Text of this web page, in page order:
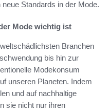
Standards in der Mode.
Mode wichtig ist
Branchen
bis hin zur
Modekonsum
unseren Planeten. Indem
und auf nachhaltige
sie nicht nur ihren